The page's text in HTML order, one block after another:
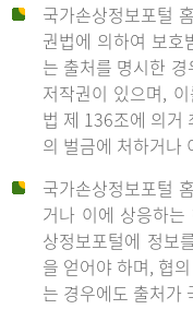
국가손상정보포털
권법에 의하여 보호
는 출처를 명시한
저작권이 있으며,
법 제 136조에 의거
의 벌금에 처하거나
국가손상정보포털
거나 이에 상응하
상정보포털에 정보
을 얻어야 하며, 협
는 경우에도 출처가